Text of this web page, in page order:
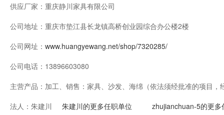
供应厂家： 重庆静川家具有限公司
公司地址： 重庆市垫江县长龙镇高桥创业园综合办公楼2楼
公司网址： www.huangyewang.net/shop/7320285/
公司电话： 13896603080
主营产品： 加工、销售：家具、沙发、海绵（依法须经批准的项目
动）。***
法人： 朱建川 朱建川的更多任职单位 zhujianchuan-5的更多